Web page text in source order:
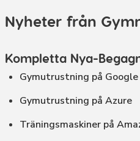
Nyheter från
Kompletta Nya-
Gymutrustning på Google
Gymutrustning på Azure
Träningsmaskiner på